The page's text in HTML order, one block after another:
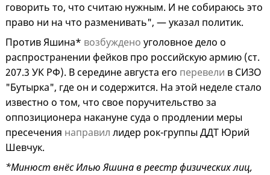
говорить то, что считаю нужным. И не собираюсь это
право ни на что разменивать", — указал политик.
Против Яшина* возбуждено уголовное дело о
распространении фейков про российскую армию (ст.
207.3 УК РФ). В середине августа его перевели в СИЗО
"Бутырка", где он и содержится. На этой неделе стало
известно о том, что свое поручительство за
оппозиционера накануне суда о продлении меры
пресечения направил лидер рок-группы ДДТ Юрий
Шевчук.
*Минюст внёс Илью Яшина в реестр физических лиц,